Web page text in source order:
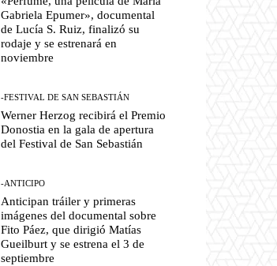
Gabriela Epumer», documental
de Lucía S. Ruiz, finalizó su
rodaje y se estrenará en
noviembre
-FESTIVAL DE SAN SEBASTIÁN
Werner Herzog recibirá el Premio
Donostia en la gala de apertura
del Festival de San Sebastián
-ANTICIPO
Anticipan tráiler y primeras
imágenes del documental sobre
Fito Páez, que dirigió Matías
Gueilburt y se estrena el 3 de
septiembre